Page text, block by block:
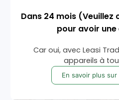
Dans 24 mois (Veuillez
pour avoir
Car oui, avec Leasi
appareils à
En savoir plus sur